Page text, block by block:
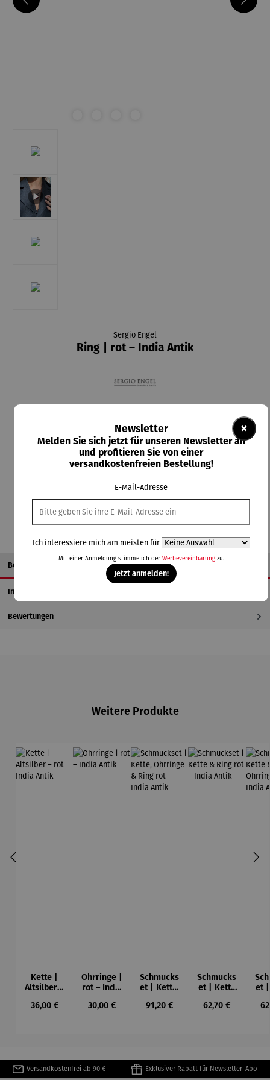
Sergio Engel
Ring | rot – India Antik
Preise inkl. MwSt. zzgl. Versandkosten
Lieferzeit: 2-3 Tage
In den Warenkorb
Beschreibung
Informationen zum Hersteller
Bewertungen
Weitere Produkte
Kette |
Altsilber –
Antik
Regulärer Preis:
36,00 €
Ohrringe |
rot – India
Regulärer Preis:
30,00 €
Schmucks
et | Kette,
& Ring rot
Regulärer Preis:
91,20 €
Schmucks
et | Kette
– India
Regulärer Preis:
62,70 €
et
Versandkostenfrei ab 90 € Exklusiver Rabatt für Newsletter-Abo
×
Newsletter
Melden Sie sich jetzt für unseren Newsletter an
und profitieren Sie von einer
versandkostenfreien Bestellung!
E-Mail-Adresse
Ich interessiere mich am meisten für
Mit einer Anmeldung stimme ich der Werbevereinbarungzu.
Jetzt anmelden!